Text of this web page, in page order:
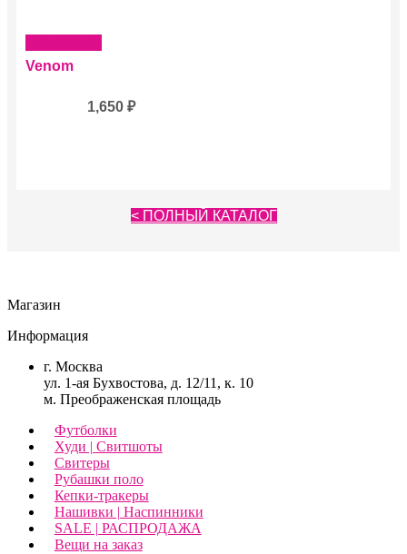
Venom
1,650 ₽
< ПОЛНЫЙ КАТАЛОГ
Магазин
Информация
г. Москва
ул. 1-ая Бухвостова, д. 12/11, к. 10
м. Преображенская площадь
Футболки
Худи | Свитшоты
Свитеры
Рубашки поло
Кепки-тракеры
Нашивки | Наспинники
SALE | РАСПРОДАЖА
Вещи на заказ